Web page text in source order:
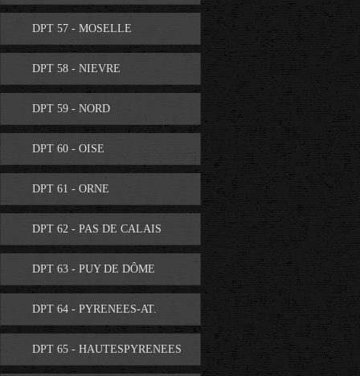
DPT 57 - MOSELLE
DPT 58 - NIEVRE
DPT 59 - NORD
DPT 60 - OISE
DPT 61 - ORNE
DPT 62 - PAS DE CALAIS
DPT 63 - PUY DE DÔME
DPT 64 - PYRENEES-AT.
DPT 65 - HAUTESPYRENEES